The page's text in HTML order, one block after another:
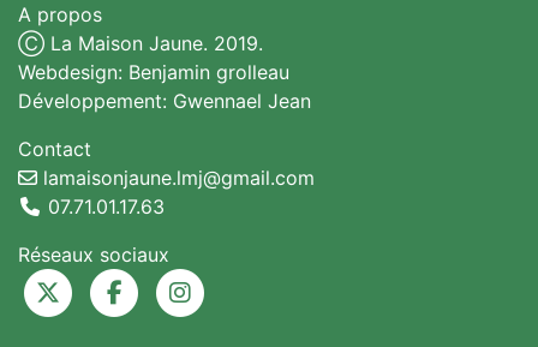
A propos
Ⓒ La Maison Jaune. 2019.
Webdesign: Benjamin grolleau
Développement: Gwennael Jean
Contact
lamaisonjaune.lmj@gmail.com
07.71.01.17.63
Réseaux sociaux